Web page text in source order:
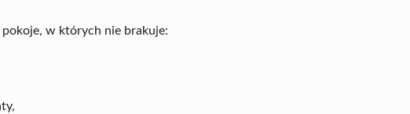
w których nie brakuje: